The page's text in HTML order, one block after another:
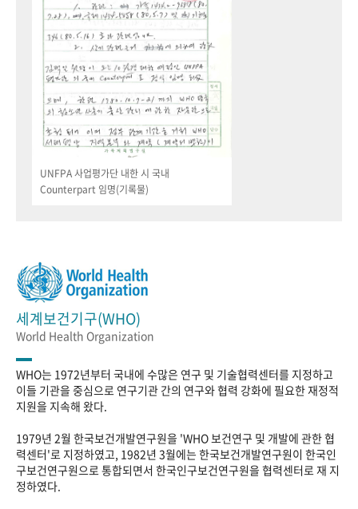
UNFPA 사업평가단 내한 시 국내
Counterpart 임명(기록물)
세계보건기구(WHO)
World Health Organization
WHO는 1972년부터 국내에 수많은 연구 및 기술협력센터를 지정하고
이들 기관을 중심으로 연구기관 간의 연구와 협력 강화에 필요한 재정적
지원을 지속해 왔다.
1979년 2월 한국보건개발연구원을 'WHO 보건연구 및 개발에 관한 협
력센터'로 지정하였고, 1982년 3월에는 한국보건개발연구원이 한국인
구보건연구원으로 통합되면서 한국인구보건연구원을 협력센터로 재 지
정하였다.